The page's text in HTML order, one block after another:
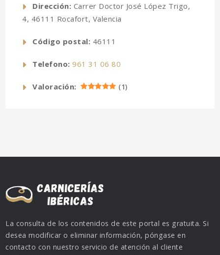
Dirección: Carrer Doctor José López Trigo,
4, 46111 Rocafort, Valencia
Código postal: 46111
Telefono: 961 31 06 80
Valoración: (1)
La consulta de los contenidos de este portal es gratuita. Si
desea modificar o eliminar información, póngase en
contacto con nuestro servicio de atención al cliente